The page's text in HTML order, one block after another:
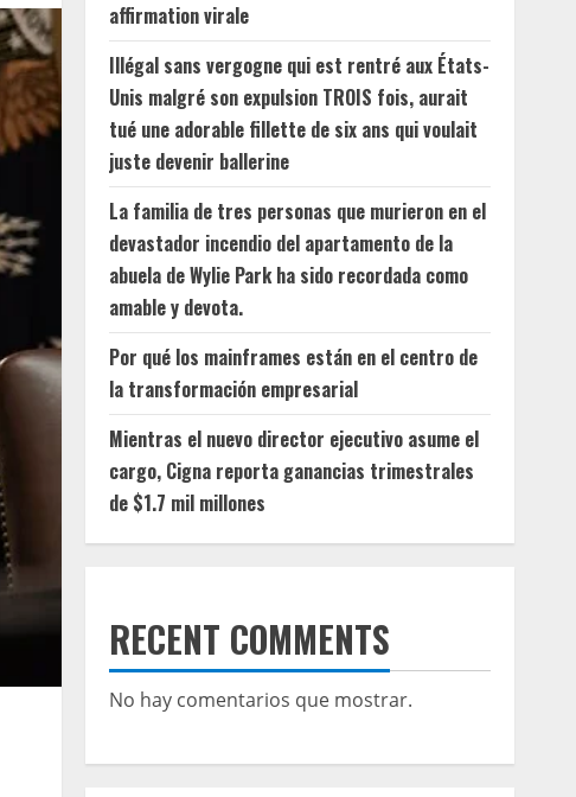
affirmation virale
Illégal sans vergogne qui est rentré aux États-
Unis malgré son expulsion TROIS fois, aurait
tué une adorable fillette de six ans qui voulait
juste devenir ballerine
La familia de tres personas que murieron en el
devastador incendio del apartamento de la
abuela de Wylie Park ha sido recordada como
amable y devota.
Por qué los mainframes están en el centro de
la transformación empresarial
Mientras el nuevo director ejecutivo asume el
cargo, Cigna reporta ganancias trimestrales
de $1.7 mil millones
RECENT COMMENTS
No hay comentarios que mostrar.